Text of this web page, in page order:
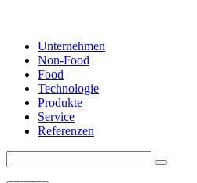
Unternehmen
Non-Food
Food
Technologie
Produkte
Service
Referenzen